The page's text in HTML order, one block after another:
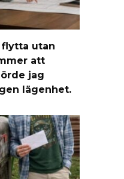
utan
att
jag
lägenhet.